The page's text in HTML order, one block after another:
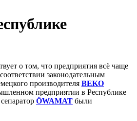
о том, что предприятия всё чаще
законодательным
производителя BEKO
предприятии в Республике
ÖWAMAT были